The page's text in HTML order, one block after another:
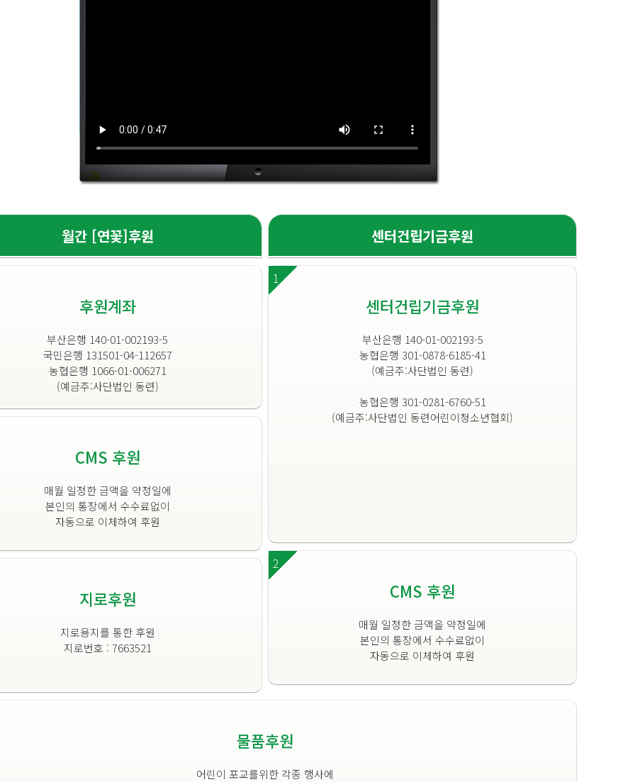
월간 [연꽃]후원
후원계좌
부산은행 140-01-002193-5
국민은행 131501-04-112657
농협은행 1066-01-006271
(예금주:사단법인 동련)
CMS 후원
매월 일정한 금액을 약정일에
본인의 통장에서 수수료없이
자동으로 이체하여 후원
지로후원
지로용지를 통한 후원
지로번호 : 7663521
물품후원
어린이 포교를위한 각종 행사에
센터건립기금후원
1
센터건립기금후원
부산은행 140-01-002193-5
농협은행 301-0878-6185-41
(예금주:사단법인 동련)
농협은행 301-0281-6760-51
(예금주:사단법인 동련어린이청소년협회)
2
CMS 후원
매월 일정한 금액을 약정일에
본인의 통장에서 수수료없이
자동으로 이체하여 후원